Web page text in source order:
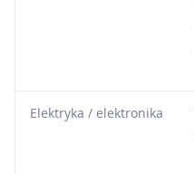
Elektryka / elektronika